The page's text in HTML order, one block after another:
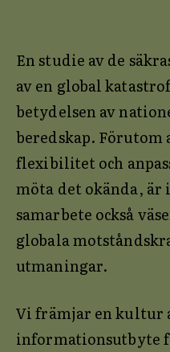
En studie av de
av en global
betydelsen av
beredskap. Förutom
flexibilitet och
möta det okända,
samarbete också
globala
utmaningar.
Vi främjar en kultur
informationsutbyte